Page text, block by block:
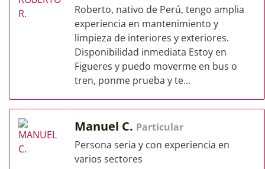
Roberto, nativo de Perú, tengo amplia
experiencia en mantenimiento y
limpieza de interiores y exteriores.
Disponibilidad inmediata Estoy en
Figueres y puedo moverme en bus o
tren, ponme prueba y te...
Manuel C. Particular
Persona seria y con experiencia en
varios sectores